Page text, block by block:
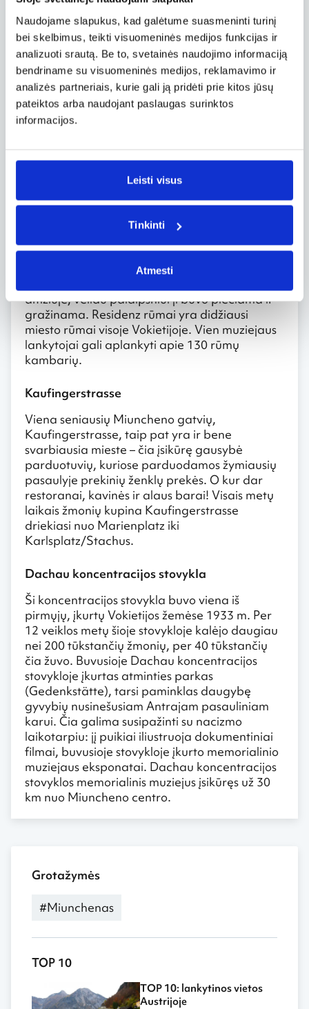
Naudojame slapukus, kad galėtume suasmeninti turinį
bei skelbimus, teikti visuomeninės medijos funkcijas ir
analizuoti srautą. Be to, svetainės naudojimo informaciją
bendriname su visuomeninės medijos, reklamavimo ir
analizės partneriais, kurie gali ją pridėti prie kitos jūsų
pateiktos arba naudojant paslaugas surinktos
informacijos.
Leisti visus
Tinkinti
Atmesti
gerbėjams.
Deutsches Museum
Miuncheno centre įsikūręs Deutsches Museum
yra vienas iš didžiausių pasaulyje muziejų,
skirtų mokslui ir technikai. Isaro upės saloje
įsikūrusio muziejaus eksponatai sudomina ir
lėktuvais, laivais, elektronikos prietaisais ir pan.
Nemaža dalis eksponatų yra interaktyvūs ir
Pačiame Miuncheno centre esantys Residenz
rūmai kadaise buvo Bavarijos karalių
amžiuje, vėliau palaipsniui ji buvo plečiama ir
gražinama. Residenz rūmai yra didžiausi
miesto rūmai visoje Vokietijoje. Vien muziejaus
lankytojai gali aplankyti apie 130 rūmų
kambarių.
Kaufingerstrasse
Viena seniausių Miuncheno gatvių,
Kaufingerstrasse, taip pat yra ir bene
svarbiausia mieste – čia įsikūrę gausybė
parduotuvių, kuriose parduodamos žymiausių
pasaulyje prekinių ženklų prekės. O kur dar
restoranai, kavinės ir alaus barai! Visais metų
laikais žmonių kupina Kaufingerstrasse
driekiasi nuo Marienplatz iki
Karlsplatz/Stachus.
Dachau koncentracijos stovykla
Ši koncentracijos stovykla buvo viena iš
pirmųjų, įkurtų Vokietijos žemėse 1933 m. Per
12 veiklos metų šioje stovykloje kalėjo daugiau
nei 200 tūkstančių žmonių, per 40 tūkstančių
čia žuvo. Buvusioje Dachau koncentracijos
stovykloje įkurtas atminties parkas
(Gedenkstätte), tarsi paminklas daugybę
gyvybių nusinešusiam Antrajam pasauliniam
karui. Čia galima susipažinti su nacizmo
laikotarpiu: jį puikiai iliustruoja dokumentiniai
filmai, buvusioje stovykloje įkurto memorialinio
muziejaus eksponatai. Dachau koncentracijos
stovyklos memorialinis muziejus įsikūręs už 30
km nuo Miuncheno centro.
Grotažymės
#Miunchenas
TOP 10
TOP 10: lankytinos vietos
Austrijoje